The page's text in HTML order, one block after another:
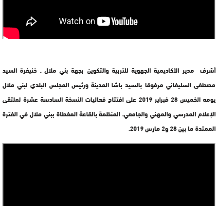
أشرف مدير الأكاديمية الجهوية للتربية والتكوين بجهة بني ملال ـ خنيفرة السيد
مصطفى السليفاني مرفوقا بالسيد باشا المدينة ورئيس المجلس البلدي لبني ملال
يومه الخميس 28 فبراير 2019 على افتتاح فعاليات النسخة السادسة عشرة لملتقى
الإعلام المدرسي والمهني والجامعي، المنظمة بالقاعة المغطاة ببني ملال في الفترة
الممتدة ما بين 28 و2 مارس 2019.